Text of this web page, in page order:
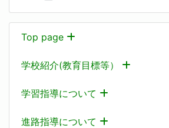
Top page
学校紹介(教育目標等）
学習指導について
進路指導について